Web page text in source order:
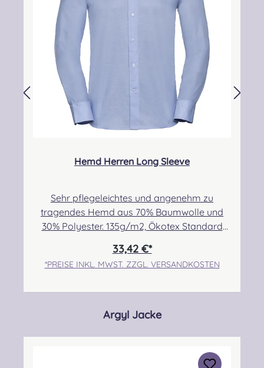
Hemd Herren Long Sleeve
Sehr pflegeleichtes und angenehm zu
tragendes Hemd aus 70% Baumwolle und
30% Polyester. 135g/m2, Ökotex Standard
Kragen mit Stäbchen, keine Brusttasche.
Tragbar mit Manschettenknöpfen.Passform:
care! Waschbar bei 40 Grad, Trockner
geeignet! Chemische Reinigung möglich. Die
Größentabelle für dieses Produkt findet ihr in
der Fotogalerie. Sucht ihr ein anderes Hemd
33,42 €*
*PREISE INKL. MWST. ZZGL. VERSANDKOSTEN
Produktgalerie überspringen
Argyl Jacke